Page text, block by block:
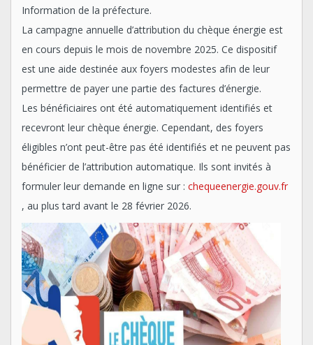
Information de la préfecture.
La campagne annuelle d’attribution du chèque énergie est
en cours depuis le mois de novembre 2025. Ce dispositif
est une aide destinée aux foyers modestes afin de leur
permettre de payer une partie des factures d’énergie.
Les bénéficiaires ont été automatiquement identifiés et
recevront leur chèque énergie. Cependant, des foyers
éligibles n’ont peut-être pas été identifiés et ne peuvent pas
bénéficier de l’attribution automatique. Ils sont invités à
formuler leur demande en ligne sur : chequeenergie.gouv.fr
, au plus tard avant le 28 février 2026.